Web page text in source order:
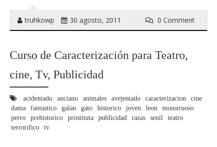
truhkowp 30 agosto, 2011 0 Comment
Curso de Caracterización para Teatro,
cine, Tv, Publicidad
acidentado anciano animales avejentado caracterizacion
cine
dama
fantastico galan gato historico joven leon
monstruoso
perro
prehistorico prostituta publicidad razas senil
teatro
terrorifico
tv